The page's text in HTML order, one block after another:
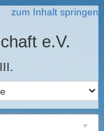
zum Inhalt springen
e.V.